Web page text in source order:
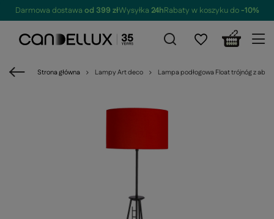
Darmowa dostawa od 399 złWysyłka 24hRabaty w koszyku do-10%
Strona główna Lampy Art deco Lampa podłogowa Float trójnóg z